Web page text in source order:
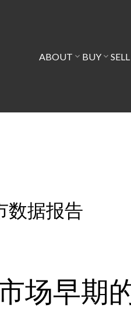
ABOUT BUY SELL
数据报告
场早期